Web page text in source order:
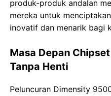
produk-produk andalan
mereka untuk
inovatif dan menarik bagi
Masa Depan
Tanpa Henti
Peluncuran Dimensity